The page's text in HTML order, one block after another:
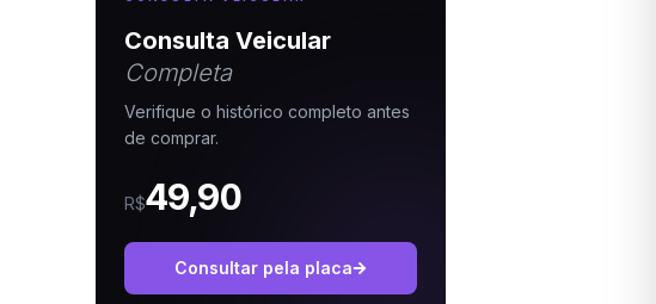
Consulta Veicular
Completa
Verifique o histórico completo antes
de comprar.
R$49,90
Consultar pela placa